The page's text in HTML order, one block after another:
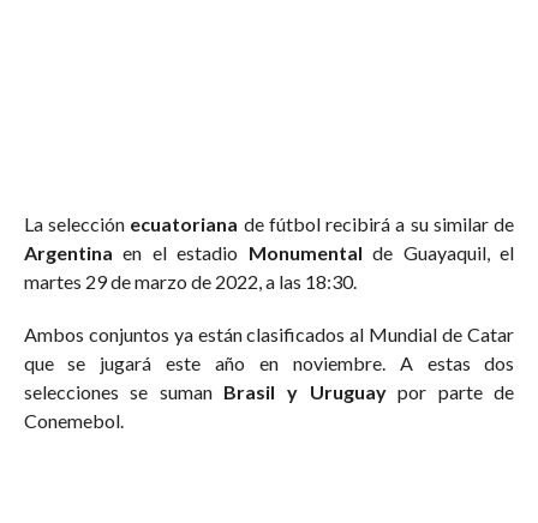
La selección ecuatoriana de fútbol recibirá a su similar de
Argentina en el estadio Monumental de Guayaquil, el
martes 29 de marzo de 2022, a las 18:30.
Ambos conjuntos ya están clasificados al Mundial de Catar
que se jugará este año en noviembre. A estas dos
selecciones se suman Brasil y Uruguaypor parte de
Conemebol.